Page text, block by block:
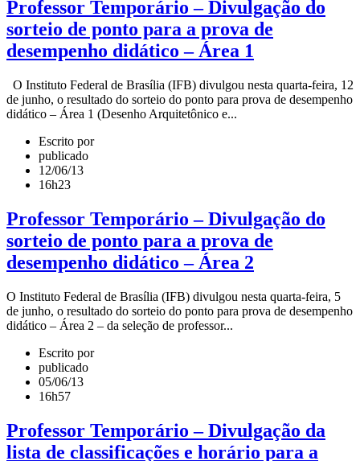
Professor Temporário – Divulgação do
sorteio de ponto para a prova de
desempenho didático – Área 1
O Instituto Federal de Brasília (IFB) divulgou nesta quarta-feira, 12
de junho, o resultado do sorteio do ponto para prova de desempenho
didático – Área 1 (Desenho Arquitetônico e...
Escrito por
publicado
12/06/13
16h23
Professor Temporário – Divulgação do
sorteio de ponto para a prova de
desempenho didático – Área 2
O Instituto Federal de Brasília (IFB) divulgou nesta quarta-feira, 5
de junho, o resultado do sorteio do ponto para prova de desempenho
didático – Área 2 – da seleção de professor...
Escrito por
publicado
05/06/13
16h57
Professor Temporário – Divulgação da
lista de classificações e horário para a